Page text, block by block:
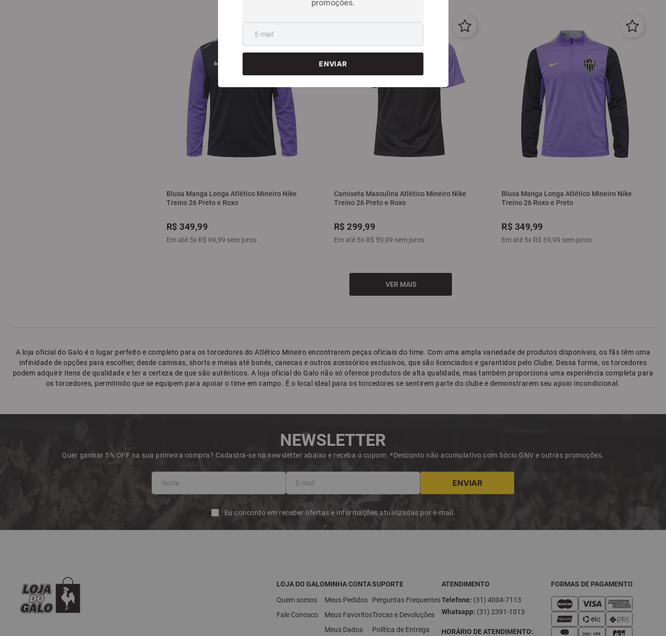
promoções.
Blusa Manga Longa Atlético Mineiro Nike
Treino 26 Preto e Roxo
R$ 349,99
Em até 5x R$ 69,99 sem juros
Camiseta Masculina Atlético Mineiro Nike
Treino 26 Preto e Roxo
R$ 299,99
Em até 5x R$ 59,99 sem juros
Blusa Manga Longa Atlético Mineiro Nike
Treino 26 Roxo e Preto
R$ 349,99
Em até 5x R$ 69,99 sem juros
A loja oficial do Galo é o lugar perfeito e completo para os torcedores do Atlético Mineiro encontrarem peças oficiais do time. Com uma ampla variedade de produtos disponíveis, os fãs têm uma
infinidade de opções para escolher, desde camisas, shorts e meias até bonés, canecas e outros acessórios exclusivos, que são licenciados e garantidos pelo Clube. Dessa forma, os torcedores
podem adquirir itens de qualidade e ter a certeza de que são autênticos. A loja oficial do Galo não só oferece produtos de alta qualidade, mas também proporciona uma experiência completa para
os torcedores, permitindo que se equipem para apoiar o time em campo. É o local ideal para os torcedores se sentirem parte do clube e demonstrarem seu apoio incondicional.
NEWSLETTER
Quer ganhar 5% OFF na sua primeira compra? Cadastra-se na newsletter abaixo e receba o cupom. *Desconto não acumulativo com Sócio GNV e outras promoções.
Eu concordo em receber ofertas e informações atualizadas por e-mail.
LOJA DO GALO
Quem somos
Fale Conosco
MINHA CONTA
Meus Pedidos
Meus Favoritos
Meus Dados
SUPORTE
Perguntas Frequentes
Trocas e Devoluções
Política de Entrega
ATENDIMENTO
Telefone: (31) 4004-7113
Whatsapp: (31) 2391-1013
HORÁRIO DE ATENDIMENTO:
FORMAS DE PAGAMENTO